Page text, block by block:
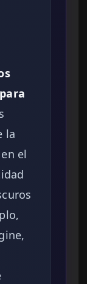
la
el